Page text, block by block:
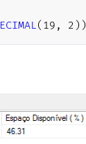
( 19 , 2 ) )